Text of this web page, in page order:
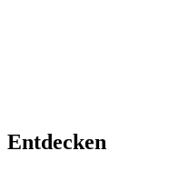
Entdecken